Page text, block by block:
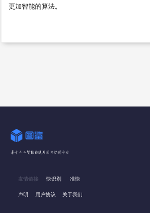
更加智能的算法。
友情链接 快识别 准快
声明 用户协议 关于我们